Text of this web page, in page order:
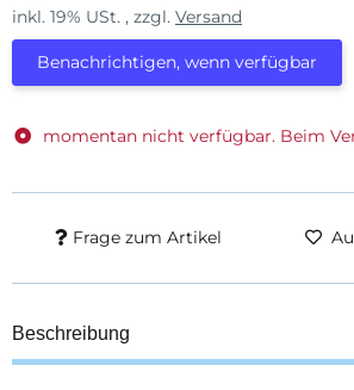
inkl. 19% USt. , zzgl. Versand
Benachrichtigen, wenn verfügbar
momentan nicht verfügbar. Beim
Frage zum Artikel
Beschreibung